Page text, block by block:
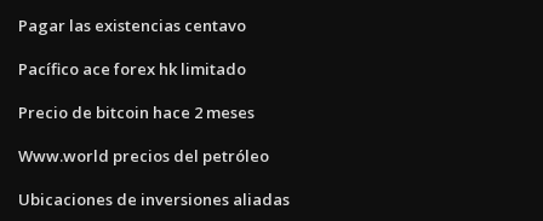
Pagar las existencias centavo
Pacífico ace forex hk limitado
Precio de bitcoin hace 2 meses
Www.world precios del petróleo
Ubicaciones de inversiones aliadas